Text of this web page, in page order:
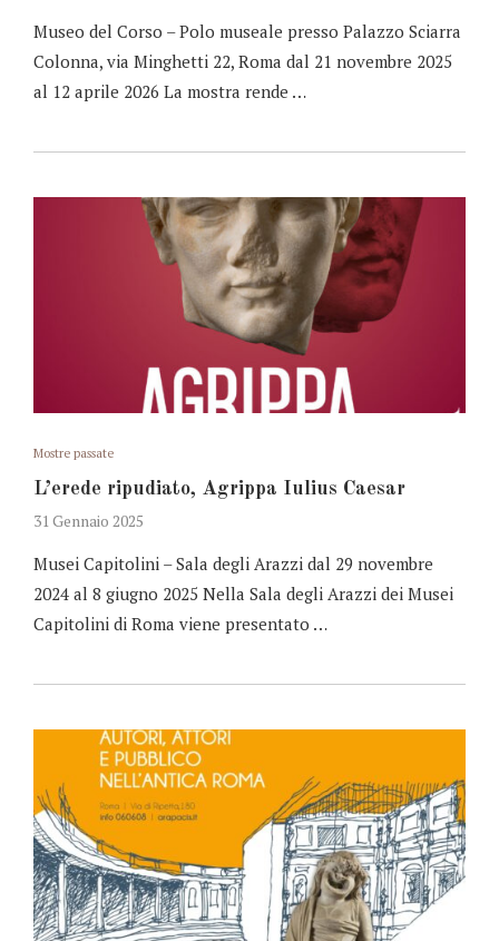
Museo del Corso – Polo museale presso Palazzo Sciarra
Colonna, via Minghetti 22, Roma dal 21 novembre 2025
al 12 aprile 2026 La mostra rende …
Mostre passate
L’erede ripudiato, Agrippa Iulius Caesar
31 Gennaio 2025
Musei Capitolini – Sala degli Arazzi dal 29 novembre
2024 al 8 giugno 2025 Nella Sala degli Arazzi dei Musei
Capitolini di Roma viene presentato …